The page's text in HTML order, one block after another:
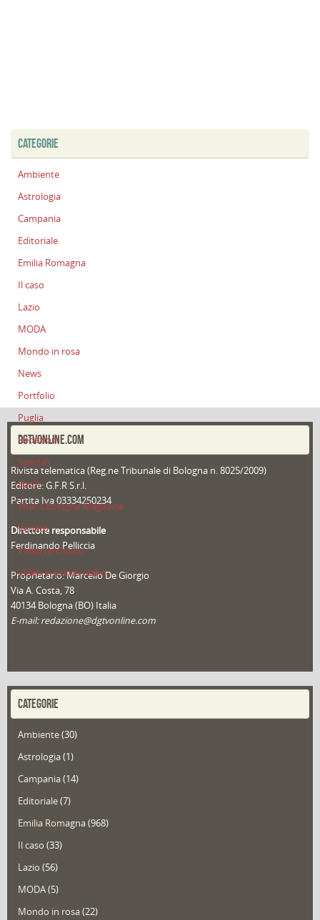
CATEGORIE
Ambiente
Astrologia
Campania
Editoriale
Emilia Romagna
Il caso
Lazio
MODA
Mondo in rosa
News
Portfolio
Puglia
Redazioni
Speciali
Sport
That's Bologna Magazine
Veneto
Video (archivio)
Video in primo piano
DGTVONLINE.COM
Rivista telematica (Reg.ne Tribunale di Bologna n. 8025/2009)
Editore: G.F.R S.r.l.
Partita Iva 03334250234
Direttore responsabile
Ferdinando Pelliccia
Proprietario: Marcello De Giorgio
Via A. Costa, 78
40134 Bologna (BO) Italia
E-mail: redazione@dgtvonline.com
CATEGORIE
Ambiente(30)
Astrologia(1)
Campania(14)
Editoriale(7)
Emilia Romagna(968)
Il caso (33)
Lazio (56)
MODA(5)
Mondo in rosa(22)